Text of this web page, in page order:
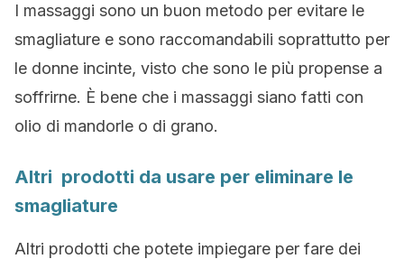
I massaggi sono un buon metodo per evitare le
smagliature e sono raccomandabili soprattutto per
le donne incinte, visto che sono le più propense a
soffrirne. È bene che i massaggi siano fatti con
olio di mandorle o di grano.
Altri prodotti da usare per eliminare le
smagliature
Altri prodotti che potete impiegare per fare dei